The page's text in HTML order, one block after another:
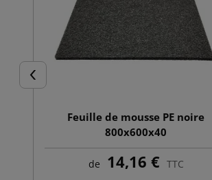
Précédent
Feuille de mousse PE noire
800x600x40
de 14,16 € TTC